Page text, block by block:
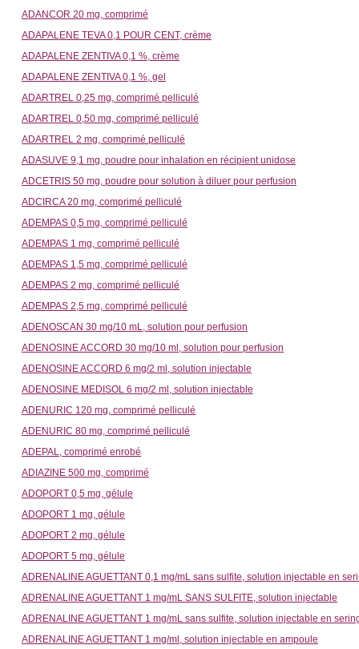
ADANCOR 20 mg, comprimé
ADAPALENE TEVA 0,1 POUR CENT, crème
ADAPALENE ZENTIVA 0,1 %, crème
ADAPALENE ZENTIVA 0,1 %, gel
ADARTREL 0,25 mg, comprimé pelliculé
ADARTREL 0,50 mg, comprimé pelliculé
ADARTREL 2 mg, comprimé pelliculé
ADASUVE 9,1 mg, poudre pour inhalation en récipient unidose
ADCETRIS 50 mg, poudre pour solution à diluer pour perfusion
ADCIRCA 20 mg, comprimé pelliculé
ADEMPAS 0,5 mg, comprimé pelliculé
ADEMPAS 1 mg, comprimé pelliculé
ADEMPAS 1,5 mg, comprimé pelliculé
ADEMPAS 2 mg, comprimé pelliculé
ADEMPAS 2,5 mg, comprimé pelliculé
ADENOSCAN 30 mg/10 mL, solution pour perfusion
ADENOSINE ACCORD 30 mg/10 ml, solution pour perfusion
ADENOSINE ACCORD 6 mg/2 ml, solution injectable
ADENOSINE MEDISOL 6 mg/2 ml, solution injectable
ADENURIC 120 mg, comprimé pelliculé
ADENURIC 80 mg, comprimé pelliculé
ADEPAL, comprimé enrobé
ADIAZINE 500 mg, comprimé
ADOPORT 0,5 mg, gélule
ADOPORT 1 mg, gélule
ADOPORT 2 mg, gélule
ADOPORT 5 mg, gélule
ADRENALINE AGUETTANT 0,1 mg/mL sans sulfite, solution injectable en
ADRENALINE AGUETTANT 1 mg/mL SANS SULFITE, solution injectable
ADRENALINE AGUETTANT 1 mg/mL sans sulfite, solution injectable en
ADRENALINE AGUETTANT 1 mg/ml, solution injectable en ampoule